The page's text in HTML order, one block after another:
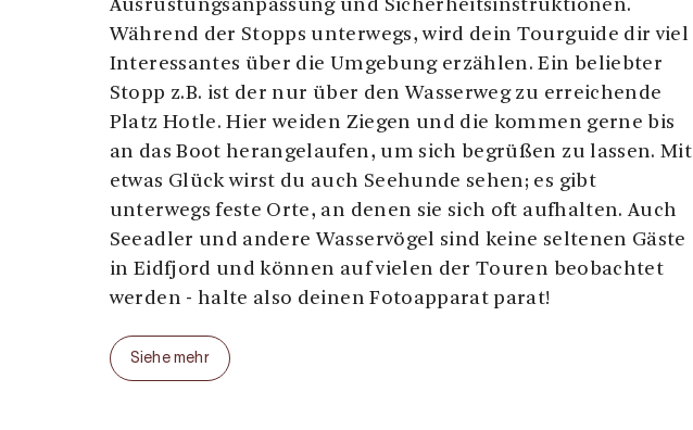
Ausrüstungsanpassung und Sicherheitsinstruktionen.
Während der Stopps unterwegs, wird dein Tourguide dir viel
Interessantes über die Umgebung erzählen. Ein beliebter
Stopp z.B. ist der nur über den Wasserweg zu erreichende
Platz Hotle. Hier weiden Ziegen und die kommen gerne bis
an das Boot herangelaufen, um sich begrüßen zu lassen. Mit
etwas Glück wirst du auch Seehunde sehen; es gibt
unterwegs feste Orte, an denen sie sich oft aufhalten. Auch
Seeadler und andere Wasservögel sind keine seltenen Gäste
in Eidfjord und können auf vielen der Touren beobachtet
werden - halte also deinen Fotoapparat parat!
Die kürzeren RIB Bootstouren gehen oft in den
Fjordausläufer Simadalsfjorden hinein, an dessen Ende sich
Siehe mehr